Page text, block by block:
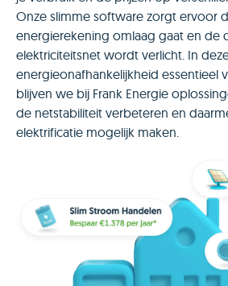
Onze slimme software zorgt ervoor
energierekening omlaag gaat en de
elektriciteitsnet wordt verlicht. In
energieonafhankelijkheid essentieel
blijven we bij Frank Energie
de netstabiliteit verbeteren en
elektrificatie mogelijk maken.